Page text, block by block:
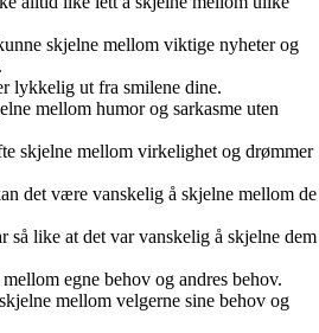
skjelne mellom viktige nyheter og
lykkelig ut fra smilene dine.
mellom humor og sarkasme uten
skjelne mellom virkelighet og drømmer
det være vanskelig å skjelne mellom de
så like at det var vanskelig å skjelne dem
egne behov og andres behov.
mellom velgerne sine behov og